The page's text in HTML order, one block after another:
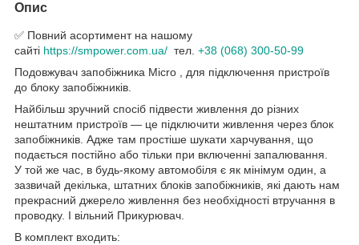
Опис
✅ Повний асортимент на нашому
сайті https://smpower.com.ua/ тел. +38 (068) 300-50-99
Подовжувач запобіжника Micro , для підключення пристроїв
до блоку запобіжників.
Найбільш зручний спосіб підвести живлення до різних
нештатним пристроїв — це підключити живлення через блок
запобіжників. Адже там простіше шукати харчування, що
подається постійно або тільки при включенні запалювання.
У той же час, в будь-якому автомобіля є як мінімум один, а
зазвичай декілька, штатних блоків запобіжників, які дають нам
прекрасний джерело живлення без необхідності втручання в
проводку. І вільний Прикурювач.
В комплект входить: